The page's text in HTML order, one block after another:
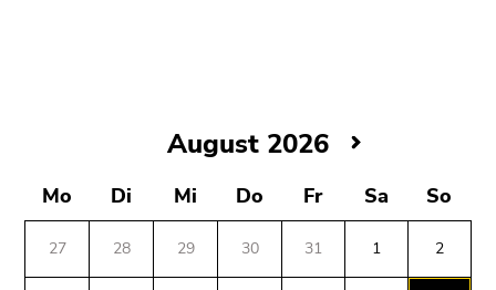
August 2026
Mo Di Mi Do Fr Sa So
27 28 29 30 31 1 2